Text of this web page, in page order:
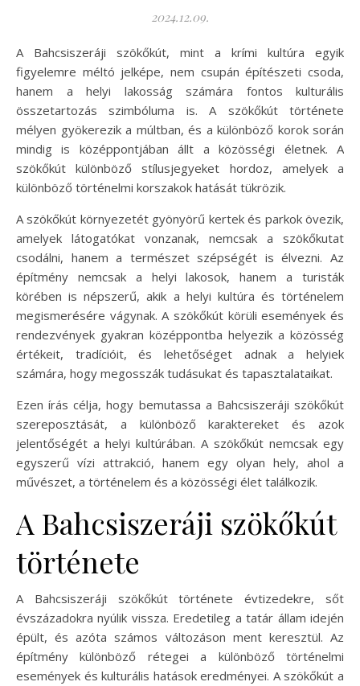
2024.12.09.
A Bahcsiszeráji szökőkút, mint a krími kultúra egyik
figyelemre méltó jelképe, nem csupán építészeti csoda,
hanem a helyi lakosság számára fontos kulturális
összetartozás szimbóluma is. A szökőkút története
mélyen gyökerezik a múltban, és a különböző korok során
mindig is középpontjában állt a közösségi életnek. A
szökőkút különböző stílusjegyeket hordoz, amelyek a
különböző történelmi korszakok hatását tükrözik.
A szökőkút környezetét gyönyörű kertek és parkok övezik,
amelyek látogatókat vonzanak, nemcsak a szökőkutat
csodálni, hanem a természet szépségét is élvezni. Az
építmény nemcsak a helyi lakosok, hanem a turisták
körében is népszerű, akik a helyi kultúra és történelem
megismerésére vágynak. A szökőkút körüli események és
rendezvények gyakran középpontba helyezik a közösség
értékeit, tradícióit, és lehetőséget adnak a helyiek
számára, hogy megosszák tudásukat és tapasztalataikat.
Ezen írás célja, hogy bemutassa a Bahcsiszeráji szökőkút
szereposztását, a különböző karaktereket és azok
jelentőségét a helyi kultúrában. A szökőkút nemcsak egy
egyszerű vízi attrakció, hanem egy olyan hely, ahol a
művészet, a történelem és a közösségi élet találkozik.
A Bahcsiszeráji szökőkút
története
A Bahcsiszeráji szökőkút története évtizedekre, sőt
évszázadokra nyúlik vissza. Eredetileg a tatár állam idején
épült, és azóta számos változáson ment keresztül. Az
építmény különböző rétegei a különböző történelmi
események és kulturális hatások eredményei. A szökőkút a